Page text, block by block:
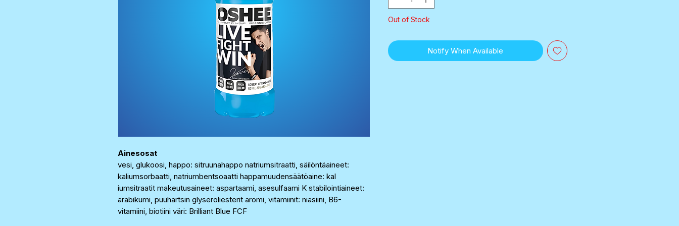
Ainesosat
vesi, glukoosi, happo: sitruunahappo natriumsitraatti, säilöntäaineet:
kaliumsorbaatti, natriumbentsoaatti happamuudensäätöaine: kal
iumsitraatit makeutusaineet: aspartaami, asesulfaami K stabilointiaineet:
arabikumi, puuhartsin glyseroliesterit aromi, vitamiinit: niasiini, B6-
vitamiini, biotiini väri: Brilliant Blue FCF
Out of Stock
Notify When Available